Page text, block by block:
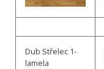
Dub Střelec 1-
lamela